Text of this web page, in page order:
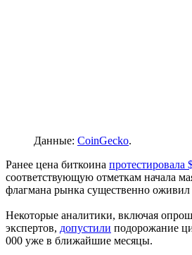
Данные: CoinGecko.
Ранее цена биткоина протестировала
соответствующую отметкам начала
флагмана рынка существенно оживил
Некоторые аналитики, включая
экспертов, допустили подорожание
000 уже в ближайшие месяцы.